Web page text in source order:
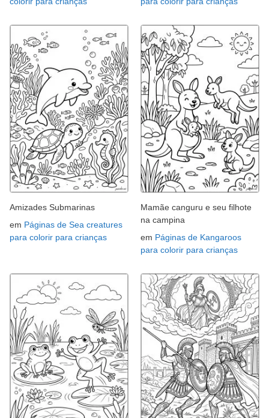
Amizades Submarinas
em Páginas de Sea creatures
para colorir para crianças
Mamãe canguru e seu filhote
na campina
em Páginas de Kangaroos
para colorir para crianças